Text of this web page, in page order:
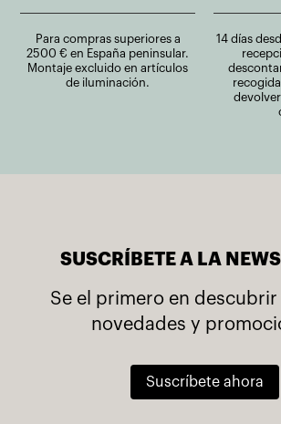
Para compras superiores a
2500 € en España peninsular.
Montaje excluido en artículos
de iluminación.
14 días
SUSCRÍBETE A LA
Se el primero en descubrir
novedades y
Suscríbete ahora